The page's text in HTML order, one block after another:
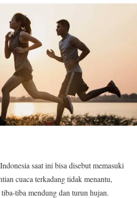
saat ini bisa disebut memasuki
cuaca terkadang tidak menantu,
tiba mendung dan turun hujan.